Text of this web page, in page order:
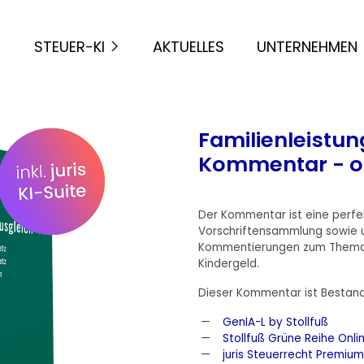
STEUER-KI AKTUELLES UNTERNEHMEN
Kommentar -
Der Kommentar ist eine
Vorschriftensammlung
Kommentierungen zum
Kindergeld.
Dieser Kommentar ist
GenIA-L by Stollfuß
Stollfuß Grüne Reihe
juris Steuerrecht Premium